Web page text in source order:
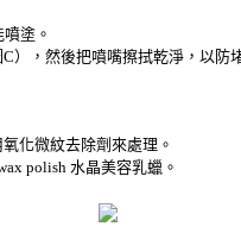
塗。
），然後把噴嘴擦拭乾淨，以防
化微紋去除劑來處理。
polish 水晶美容乳蠟。